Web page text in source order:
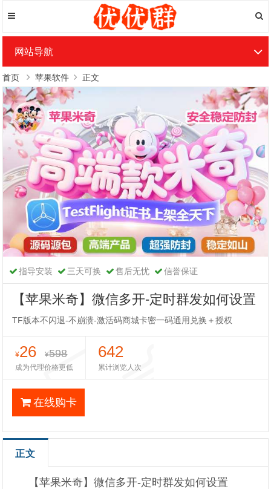
网站导航
首页 苹果软件 正文
指导安装 三天可换 售后无忧 信誉保证
【苹果米奇】微信多开-定时群发如何设置
TF版本不闪退-不崩溃-激活码商城卡密一码通用兑换＋授权
¥26 ¥598
成为代理价格更低
642
累计浏览人次
在线购卡
正文
【苹果米奇】微信多开-定时群发如何设置